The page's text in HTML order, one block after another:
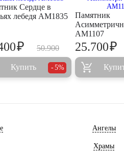
Сердце в
лебедя AM1835
50.900
₽
Купить 5%
Памятник
AM1107
25.700₽
Ангелы
Храмы